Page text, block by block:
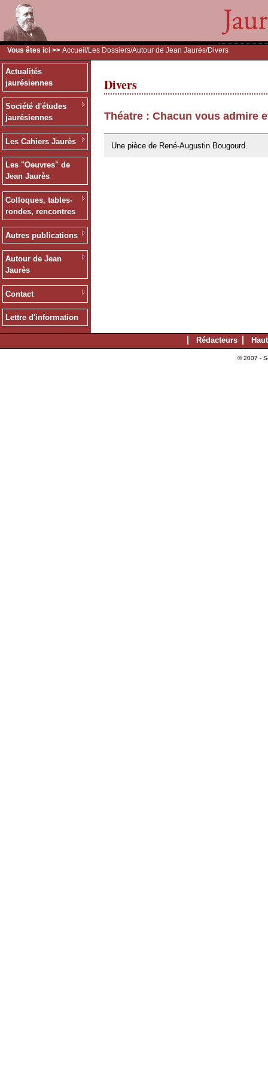
Vous êtes ici >> Accueil /Les Dossiers/Autour de Jean Jaurès/Divers
Actualités
jaurésiennes
Société d'études
jaurésiennes
Les Cahiers Jaurès
Les "Oeuvres" de
Jean Jaurès
Colloques, tables-
rondes, rencontres
Autres publications
Autour de Jean
Jaurès
Contact
Lettre d'information
Divers
Théatre : Chacun vous admire
Une pièce de René-Augustin Bougourd.
Rédacteurs
© 2007 -